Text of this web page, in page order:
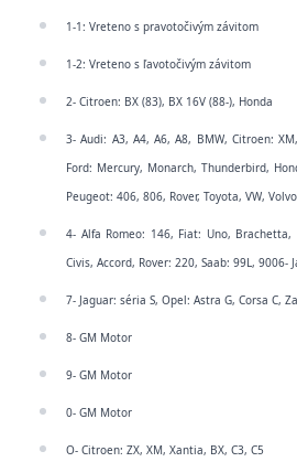
1-1: Vreteno s pravotočivým závitom
1-2: Vreteno s ľavotočivým závitom
2- Citroen: BX (83), BX 16V (88-), Honda
3- Audi: A3, A4, A6, A8, BMW, Citroen:
Ford: Mercury, Monarch, Thunderbird,
Peugeot: 406, 806, Rover, Toyota, VW, Volvo
4- Alfa Romeo: 146, Fiat: Uno, Brachetta,
Civis, Accord, Rover: 220, Saab: 99L, 9006-
7- Jaguar: séria S, Opel: Astra G, Corsa C,
8- GM Motor
9- GM Motor
0- GM Motor
O- Citroen: ZX, XM, Xantia, BX, C3, C5